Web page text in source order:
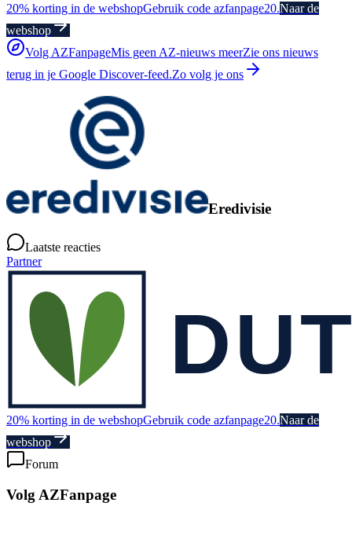
20% korting in de webshopGebruik code azfanpage20.Naar de
webshop
Volg AZFanpageMis geen AZ-nieuws meerZie ons nieuws
terug in je Google Discover-feed.Zo volg je ons
Eredivisie
Laatste reacties
Partner
20% korting in de webshopGebruik code azfanpage20.Naar de
webshop
Forum
Volg AZFanpage